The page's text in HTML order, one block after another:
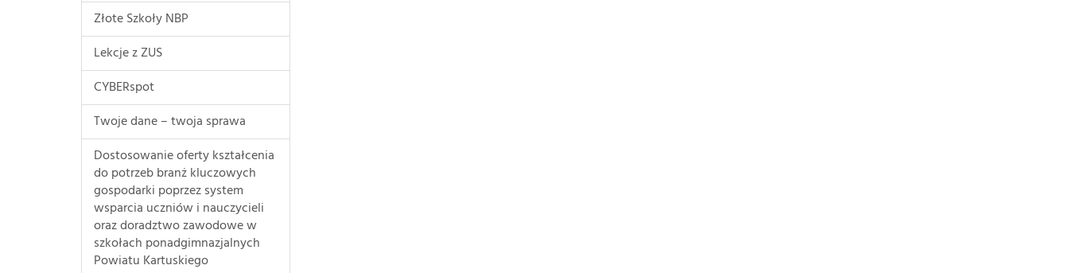
Złote Szkoły NBP
Lekcje z ZUS
CYBERspot
Twoje dane – twoja sprawa
Dostosowanie oferty kształcenia
do potrzeb branż kluczowych
gospodarki poprzez system
wsparcia uczniów i nauczycieli
oraz doradztwo zawodowe w
szkołach ponadgimnazjalnych
Powiatu Kartuskiego